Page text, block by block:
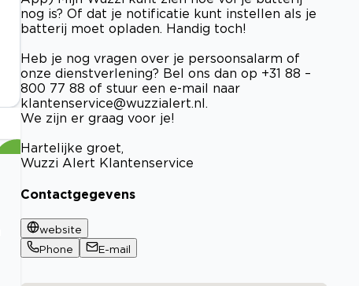
nog is? Of dat je notificatie kunt instellen als je
batterij moet opladen. Handig toch!
Heb je nog vragen over je persoonsalarm of
onze dienstverlening? Bel ons dan op +31 88 –
800 77 88 of stuur een e-mail naar
klantenservice@wuzzialert.nl
We zijn er graag voor je!
Hartelijke groet,
Wuzzi Alert Klantenservice
Contactgegevens
website
Phone
E-mail